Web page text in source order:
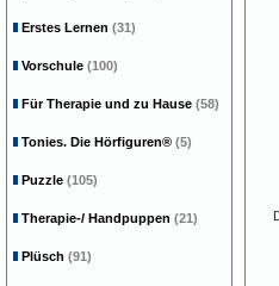
Erstes Lernen (31)
Vorschule (100)
Für Therapie und zu Hause (58)
Tonies. Die Hörfiguren® (5)
Puzzle (105)
Therapie-/ Handpuppen (21)
Plüsch (91)